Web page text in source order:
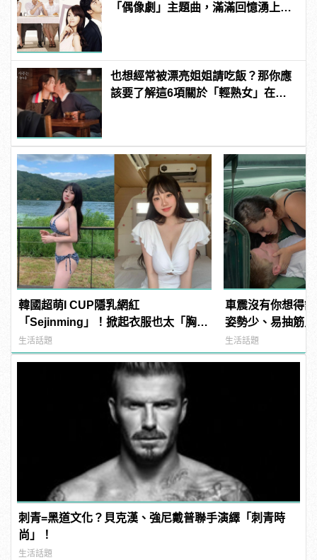
「偶像劇」主題曲，滿滿回憶湧上心
也想經常被漂亮姐姐請吃飯？那你應
該要了解這6項關於「輕熟女」在想
韓國超萌I CUP隱乳網紅
「Sejinming」！掀起衣服也太「胸」
了吧！ | manfashion這樣變型男
生活話題
車震沒有你想得
姿勢少、易抽筋
生活話題
刺青=黑道文化？貝克漢、強尼戴普聯手演繹「刺青時
尚」！
生活話題